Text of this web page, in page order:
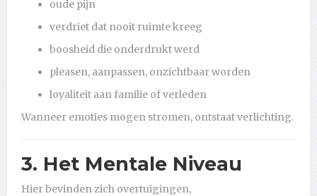
oude pijn
verdriet dat nooit ruimte kreeg
boosheid die onderdrukt werd
pleasen, aanpassen, onzichtbaar worden
loyaliteit aan familie of verleden
Wanneer emoties mogen stromen, ontstaat verlichting.
3. Het Mentale Niveau
Hier bevinden zich overtuigingen,